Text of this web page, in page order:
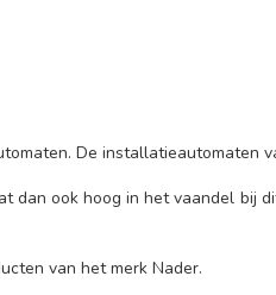
De
ook hoog in het vaandel
van het merk Nader.